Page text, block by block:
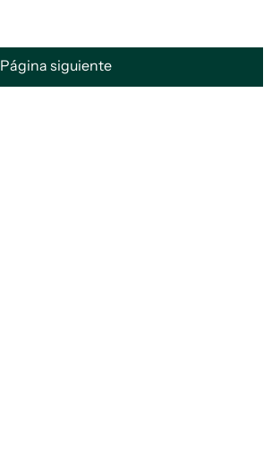
Página siguiente